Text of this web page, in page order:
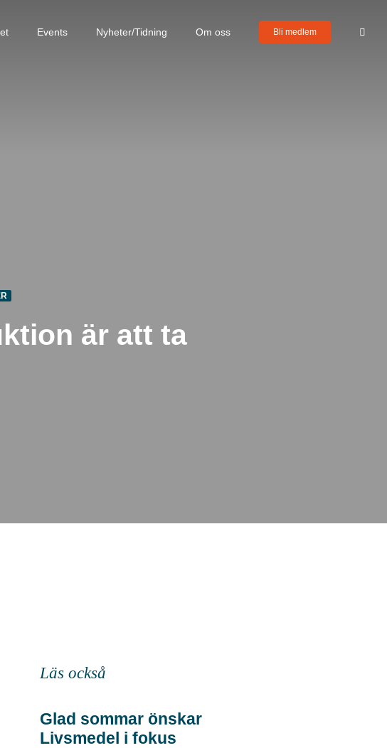
Events Nyheter/Tidning Om oss Bli medlem
är att ta
Läs också
Glad sommar önskar
Livsmedel i fokus